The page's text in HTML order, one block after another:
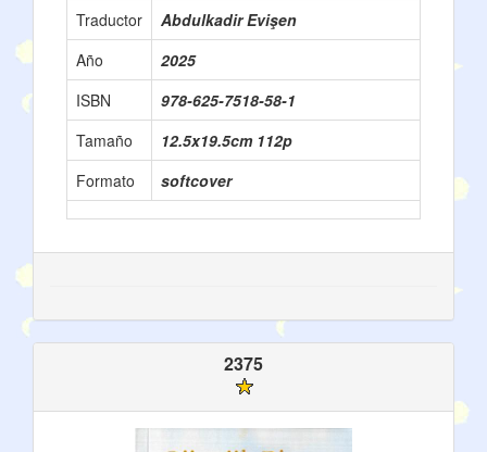
Traductor
Abdulkadir Evişen
Año
2025
ISBN
978-625-7518-58-1
Tamaño
12.5x19.5cm 112p
Formato
softcover
2375